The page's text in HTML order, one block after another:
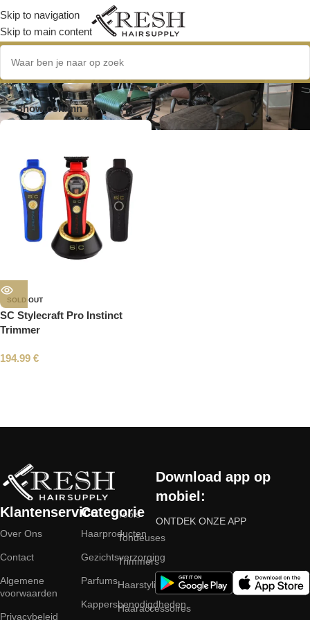
Skip to navigation
Skip to main content
SC Stylecraft
Show column
SOLD OUT
SC Stylecraft Pro Instinct
Trimmer
194.99 €
Klantenservice
Over Ons
Contact
Algemene
voorwaarden
Privacybeleid
Categorie
Haarproducten
Gezichtsverzorging
Parfums
Kappersbenodigdheden
Tools
Tondeuses
Trimmers
Haarstyling
Haaraccessoires
Download app op
mobiel:
ONTDEK ONZE APP